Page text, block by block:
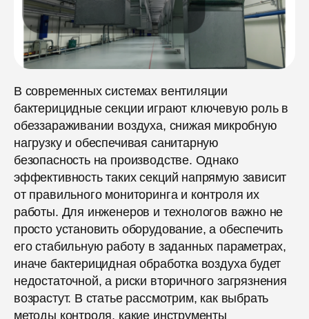
В современных системах вентиляции
бактерицидные секции играют ключевую роль в
обеззараживании воздуха, снижая микробную
нагрузку и обеспечивая санитарную
безопасность на производстве. Однако
эффективность таких секций напрямую зависит
от правильного мониторинга и контроля их
работы. Для инженеров и технологов важно не
просто установить оборудование, а обеспечить
его стабильную работу в заданных параметрах,
иначе бактерицидная обработка воздуха будет
недостаточной, а риски вторичного загрязнения
возрастут. В статье рассмотрим, как выбрать
методы контроля, какие инструменты